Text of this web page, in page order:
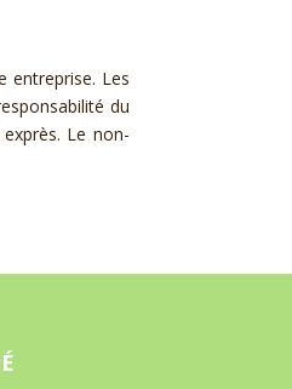
entreprise. Les
du
Le non-